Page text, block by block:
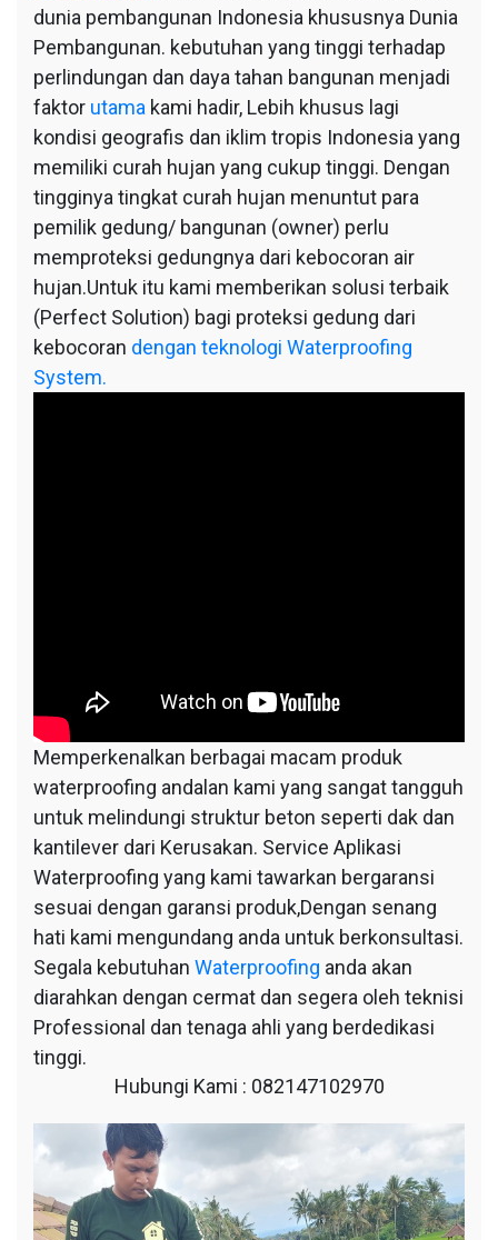
dunia pembangunan Indonesia khususnya Dunia
Pembangunan. kebutuhan yang tinggi terhadap
perlindungan dan daya tahan bangunan menjadi
faktor utama kami hadir, Lebih khusus lagi
kondisi geografis dan iklim tropis Indonesia yang
memiliki curah hujan yang cukup tinggi. Dengan
tingginya tingkat curah hujan menuntut para
pemilik gedung/ bangunan (owner) perlu
memproteksi gedungnya dari kebocoran air
hujan.Untuk itu kami memberikan solusi terbaik
(Perfect Solution) bagi proteksi gedung dari
kebocoran dengan teknologi Waterproofing
System.
Memperkenalkan berbagai macam produk
waterproofing andalan kami yang sangat tangguh
untuk melindungi struktur beton seperti dak dan
kantilever dari Kerusakan. Service Aplikasi
Waterproofing yang kami tawarkan bergaransi
sesuai dengan garansi produk,Dengan senang
hati kami mengundang anda untuk berkonsultasi.
Segala kebutuhan Waterproofing anda akan
diarahkan dengan cermat dan segera oleh teknisi
Professional dan tenaga ahli yang berdedikasi
tinggi.
Hubungi Kami : 082147102970